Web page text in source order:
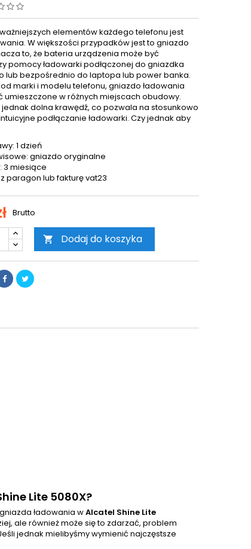
elementów każdego telefonu jest
W większości przypadków jest to gniazdo
to, że bateria urządzenia może być
pomocy ładowarki podłączonej do gniazdka
lub bezpośrednio do laptopa lub power banka.
marki i modelu telefonu, gniazdo ładowania
umieszczone w różnych miejscach obudowy.
jednak dolna krawędź, co pozwala na stosunkowo
podłączanie ładowarki. Czy jednak aby
1 dzień
gniazdo oryginalne
3 miesiące
paragon lub fakturę vat23
Brutto
 Dodaj do koszyka
Lite 5080X?
ładowania wAlcatel Shine Lite
ale również może się to zdarzać, problem
jednak mielibyśmy wymienić najczęstsze